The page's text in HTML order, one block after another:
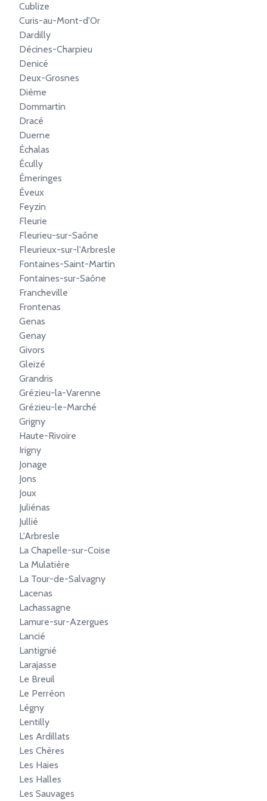
Cublize
Curis-au-Mont-d'Or
Dardilly
Décines-Charpieu
Denicé
Deux-Grosnes
Dième
Dommartin
Dracé
Duerne
Échalas
Écully
Émeringes
Éveux
Feyzin
Fleurie
Fleurieu-sur-Saône
Fleurieux-sur-l'Arbresle
Fontaines-Saint-Martin
Fontaines-sur-Saône
Francheville
Frontenas
Genas
Genay
Givors
Gleizé
Grandris
Grézieu-la-Varenne
Grézieu-le-Marché
Grigny
Haute-Rivoire
Irigny
Jonage
Jons
Joux
Juliénas
Jullié
L'Arbresle
La Chapelle-sur-Coise
La Mulatière
La Tour-de-Salvagny
Lacenas
Lachassagne
Lamure-sur-Azergues
Lancié
Lantignié
Larajasse
Le Breuil
Le Perréon
Légny
Lentilly
Les Ardillats
Les Chères
Les Haies
Les Halles
Les Sauvages